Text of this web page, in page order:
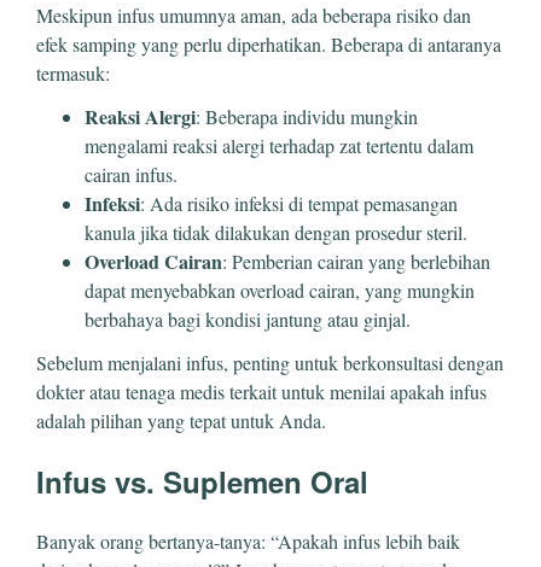
Meskipun infus umumnya aman, ada beberapa risiko dan
efek samping yang perlu diperhatikan. Beberapa di antaranya
termasuk:
Reaksi Alergi: Beberapa individu mungkin
mengalami reaksi alergi terhadap zat tertentu dalam
cairan infus.
Infeksi: Ada risiko infeksi di tempat pemasangan
kanula jika tidak dilakukan dengan prosedur steril.
Overload Cairan: Pemberian cairan yang berlebihan
dapat menyebabkan overload cairan, yang mungkin
berbahaya bagi kondisi jantung atau ginjal.
Sebelum menjalani infus, penting untuk berkonsultasi dengan
dokter atau tenaga medis terkait untuk menilai apakah infus
adalah pilihan yang tepat untuk Anda.
Infus vs. Suplemen Oral
Banyak orang bertanya-tanya: “Apakah infus lebih baik